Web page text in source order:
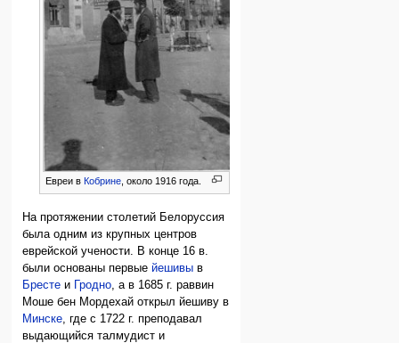
Евреи в Кобрине, около 1916 года.
На протяжении столетий Белоруссия
была одним из крупных центров
еврейской учености. В конце 16 в.
были основаны первыейешивы в
Бресте и Гродно , а в 1685 г. раввин
Моше бен Мордехай открыл йешиву в
Минске , где с 1722 г. преподавал
выдающийся талмудист и